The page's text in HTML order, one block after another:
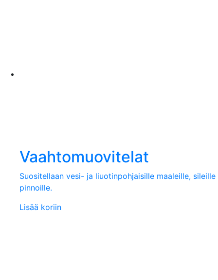
Vaahtomuovitelat
Suositellaan vesi- ja liuotinpohjaisille maaleille, sileille
pinnoille.
Lisää koriin